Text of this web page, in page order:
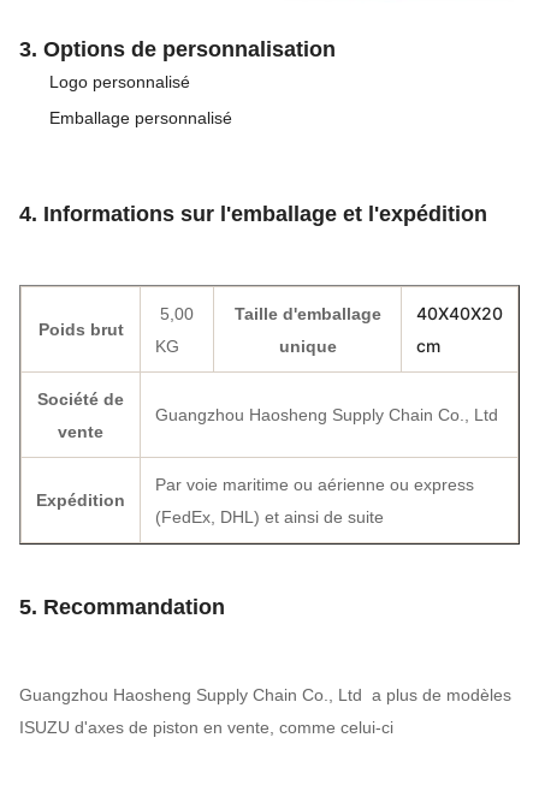
3. Options de personnalisation
Logo personnalisé
Emballage personnalisé
4. Informations sur l'emballage et l'expédition
Poids brut
5,00
KG
Taille d'emballage
unique
40X40X20
cm
Société de
vente
Guangzhou Haosheng Supply Chain Co., Ltd
Expédition
Par voie maritime ou aérienne ou express
(FedEx, DHL) et ainsi de suite
5. Recommandation
Guangzhou Haosheng Supply Chain Co., Ltd a plus de modèles
ISUZU d'axes de piston en vente, comme celui-ci